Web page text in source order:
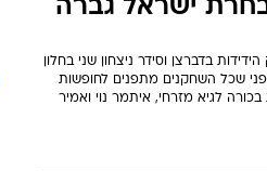
ישראל גברה
משחק הידידות בדברצן וסידר ניצחון שני בחלון
שכל השחקנים מתפנים לחופשות
בכורה לגיא מזרחי, איתמר נוי ואמיר